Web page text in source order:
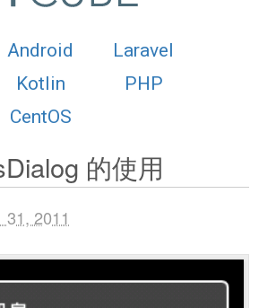
Android
Laravel
Kotlin
PHP
CentOS
的使用
31, 2011